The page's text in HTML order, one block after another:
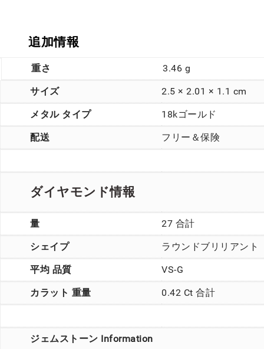
追加情報
重さ 3.46 g
サイズ 2.5 × 2.01 × 1.1 cm
メタル タイプ 18kゴールド
配送 フリー＆保険
ダイヤモンド情報
量 27 合計
シェイプ ラウンドブリリアント
平均 品質 VS-G
カラット 重量 0.42 Ct 合計
ジェムストーン Information